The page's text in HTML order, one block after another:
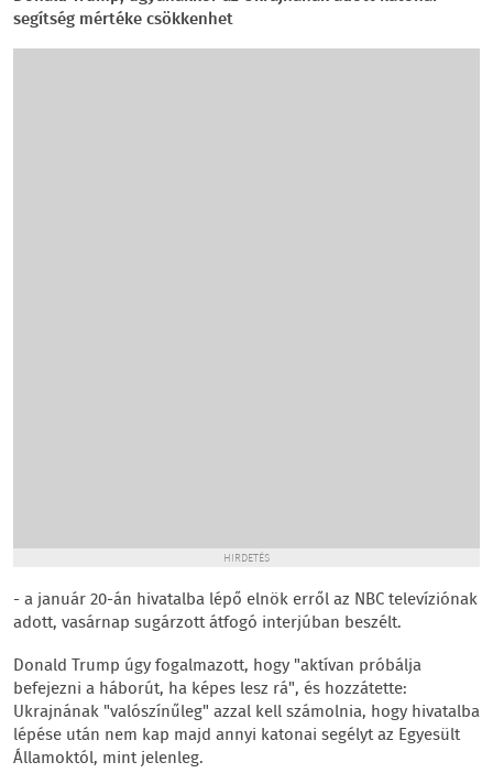
segítség mértéke csökkenhet
HIRDETÉS
- a január 20-án hivatalba lépő elnök erről az NBC televíziónak
adott, vasárnap sugárzott átfogó interjúban beszélt.
Donald Trump úgy fogalmazott, hogy "aktívan próbálja
befejezni a háborút, ha képes lesz rá", és hozzátette:
Ukrajnának "valószínűleg" azzal kell számolnia, hogy hivatalba
lépése után nem kap majd annyi katonai segélyt az Egyesült
Államoktól, mint jelenleg.